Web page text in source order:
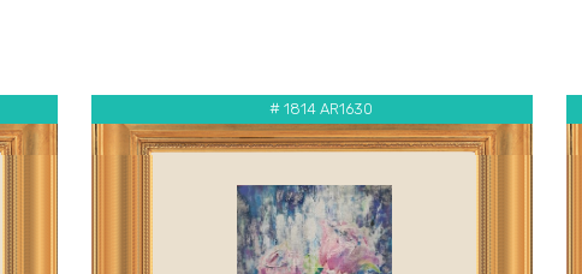
# 1814 AR1630